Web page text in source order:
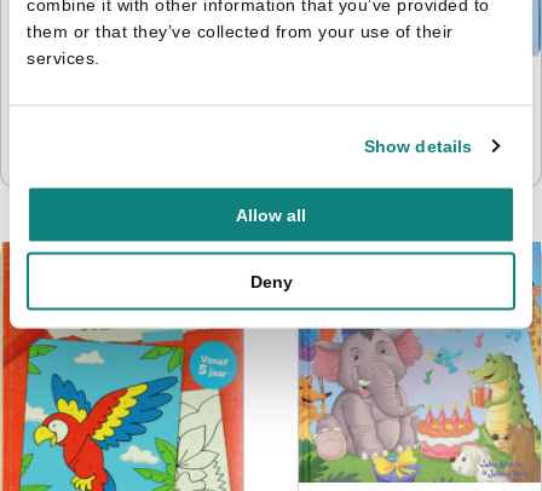
combine it with other information that you’ve provided to
them or that they’ve collected from your use of their
services.
Show details
Allow all
Deny
Knutselen, kleuren
puzzelen en stickers